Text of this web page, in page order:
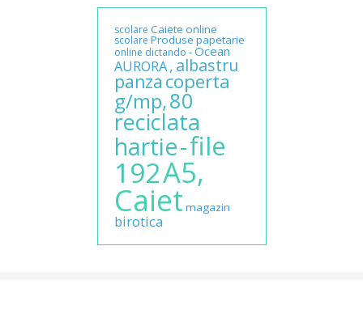
scolare Caiete online
scolare Produse papetarie
online dictando -Ocean
AURORA, albastru
panza coperta
g/mp,80
reciclata
hartie-file
192A5,
Caiet magazin
birotica